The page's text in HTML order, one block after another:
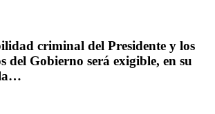
criminal del Presidente y los
del Gobierno será exigible, en su